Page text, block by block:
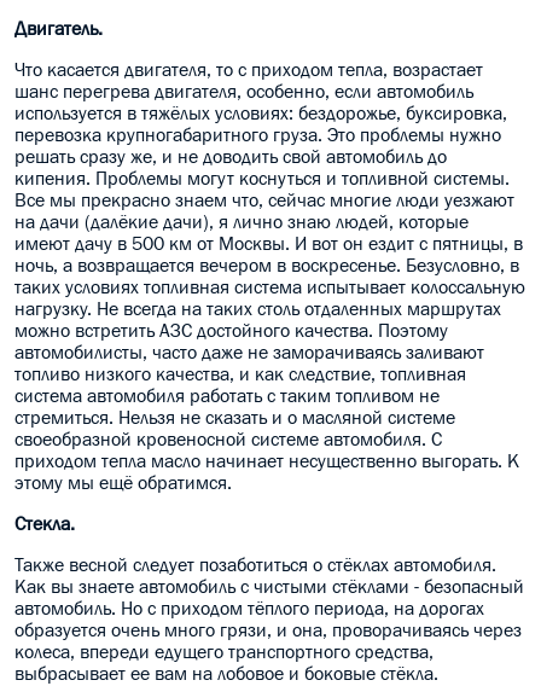
Двигатель.
Что касается двигателя, то с приходом тепла, возрастает
шанс перегрева двигателя, особенно, если автомобиль
используется в тяжёлых условиях: бездорожье, буксировка,
перевозка крупногабаритного груза. Это проблемы нужно
решать сразу же, и не доводить свой автомобиль до
кипения. Проблемы могут коснуться и топливной системы.
Все мы прекрасно знаем что, сейчас многие люди уезжают
на дачи (далёкие дачи), я лично знаю людей, которые
имеют дачу в 500 км от Москвы. И вот он ездит с пятницы, в
ночь, а возвращается вечером в воскресенье. Безусловно, в
таких условиях топливная система испытывает колоссальную
нагрузку. Не всегда на таких столь отдаленных маршрутах
можно встретить АЗС достойного качества. Поэтому
автомобилисты, часто даже не заморачиваясь заливают
топливо низкого качества, и как следствие, топливная
система автомобиля работать с таким топливом не
стремиться. Нельзя не сказать и о масляной системе
своеобразной кровеносной системе автомобиля. С
приходом тепла масло начинает несущественно выгорать. К
этому мы ещё обратимся.
Стекла.
Также весной следует позаботиться о стёклах автомобиля.
Как вы знаете автомобиль с чистыми стёклами - безопасный
автомобиль. Но с приходом тёплого периода, на дорогах
образуется очень много грязи, и она, проворачиваясь через
колеса, впереди едущего транспортного средства,
выбрасывает ее вам на лобовое и боковые стёкла.